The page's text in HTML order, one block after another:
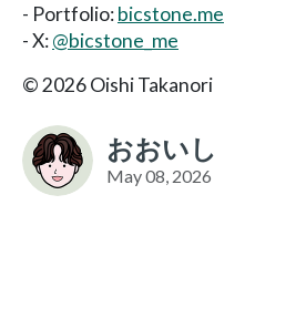
- Portfolio:bicstone.me
- X:@bicstone_me
© 2026 Oishi Takanori
おおいし
May 08, 2026